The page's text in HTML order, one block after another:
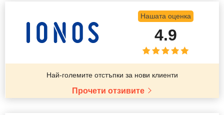
Нашата оценка
4.9
Най-големите отстъпки за нови клиенти
Прочети отзивите